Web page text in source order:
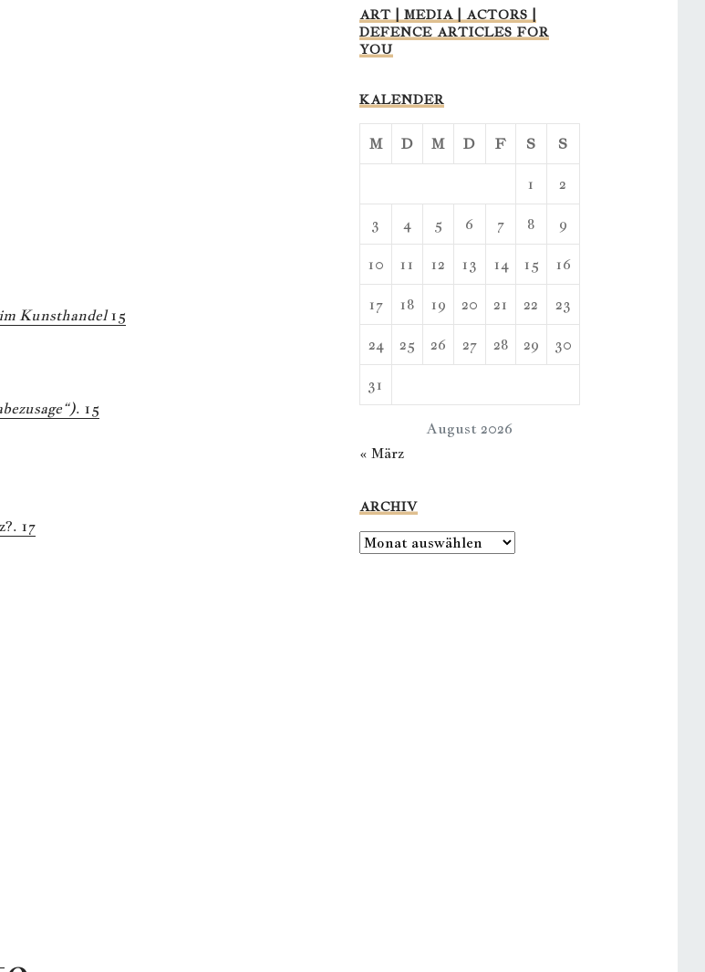
Kunsthandel15
. 15
17
ART | MEDIA | ACTORS |
DEFENCE ARTICLES FOR
YOU
KALENDER
August 2026
M D M D F S S
1 2
3 4 5 6 7 8 9
10 11 12 13 14 15 16
17 18 19 20 21 22 23
24 25 26 27 28 29 30
31
« März
ARCHIV